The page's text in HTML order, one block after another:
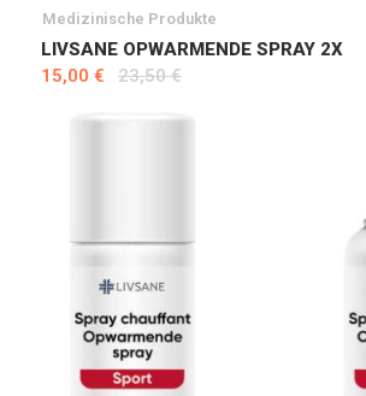
Medizinische Produkte
LIVSANE OPWARMENDE SPRAY 2X
15,00 €
23,50 €